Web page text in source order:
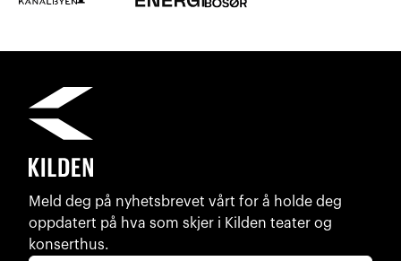
Meld deg på nyhetsbrevet vårt for å holde deg
oppdatert på hva som skjer i Kilden teater og
konserthus.